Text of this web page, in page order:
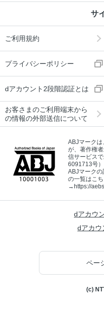
サ
ご利用規約
プライバシーポリシー
dアカウント2段階認証とは
お客さまのご利用端末から
の情報の外部送信について
ABJマーク
が、著作権
信サービス
6091713号）
ABJマーク
の一覧はこち
→https://
dアカウ
dアカウ
ペー
(c)